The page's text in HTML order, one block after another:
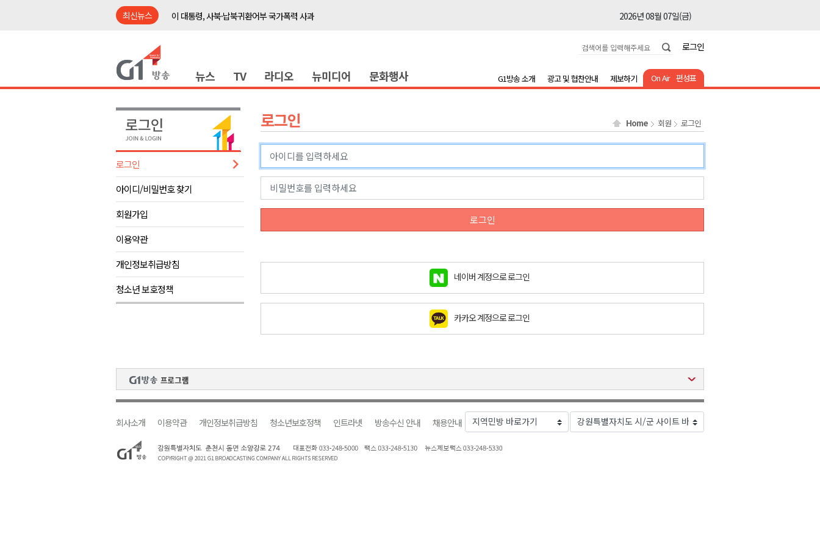
최신뉴스
이 대통령, 사북·납북귀환어부 국가폭력 사과
2026년 08월 07일(금)
2026년 08월 07일(금)
이광재 국회 예결위원장, 강릉시 초청 특별 강연
2026년 08월 07일(금)
육동한 시장, 국제스케이트장 춘천 유치 건의
영월군, 국·도비 확보 보고회 개최
2026년 08월 07일(금)
삼척 공공산후조리원 이전 시급
강원자치도교육청 교감급 이상 387명 인사
2026년 08월 07일(금)
도-시군 첫 간담회..우상호 "하나된 공동체"
이 대통령, 사북·납북귀환어부 국가폭력 사과
2026년 08월 07일(금)
여름축제 더위와 전쟁..물놀이 접목
2026년 08월 07일(금)
강원도, 최휘영 문체부장관과 정책간담회
이광재 국회 예결위원장, 강릉시 초청 특별 강연
검찰청 폐지..해결 과제 산적
강원자치도교육청 교감급 이상 387명 인사
2026년 08월 07일(금)
로그인
뉴스 TV 라디오 뉴미디어 문화행사 On Air 편성표
G1방송 소개 광고 및 협찬안내 제보하기
로그인
아이디/비밀번호 찾기
회원가입
이용약관
개인정보취급방침
청소년 보호정책
로그인 Home 회원 로그인
로그인
네이버 계정으로 로그인
카카오 계정으로 로그인
회사소개 이용약관 개인정보취급방침 청소년보호정책 인트라넷 방송수신 안내 채용안내